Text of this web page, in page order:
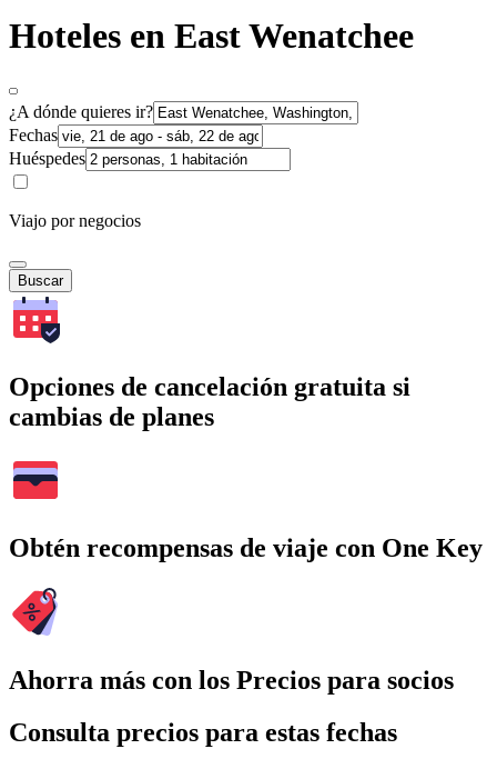
Hoteles en East Wenatchee
¿A dónde quieres ir?
Fechas
Huéspedes
Viajo por negocios
Buscar
Opciones de cancelación gratuita si
cambias de planes
Obtén recompensas de viaje con One Key
Ahorra más con los Precios para socios
Consulta precios para estas fechas